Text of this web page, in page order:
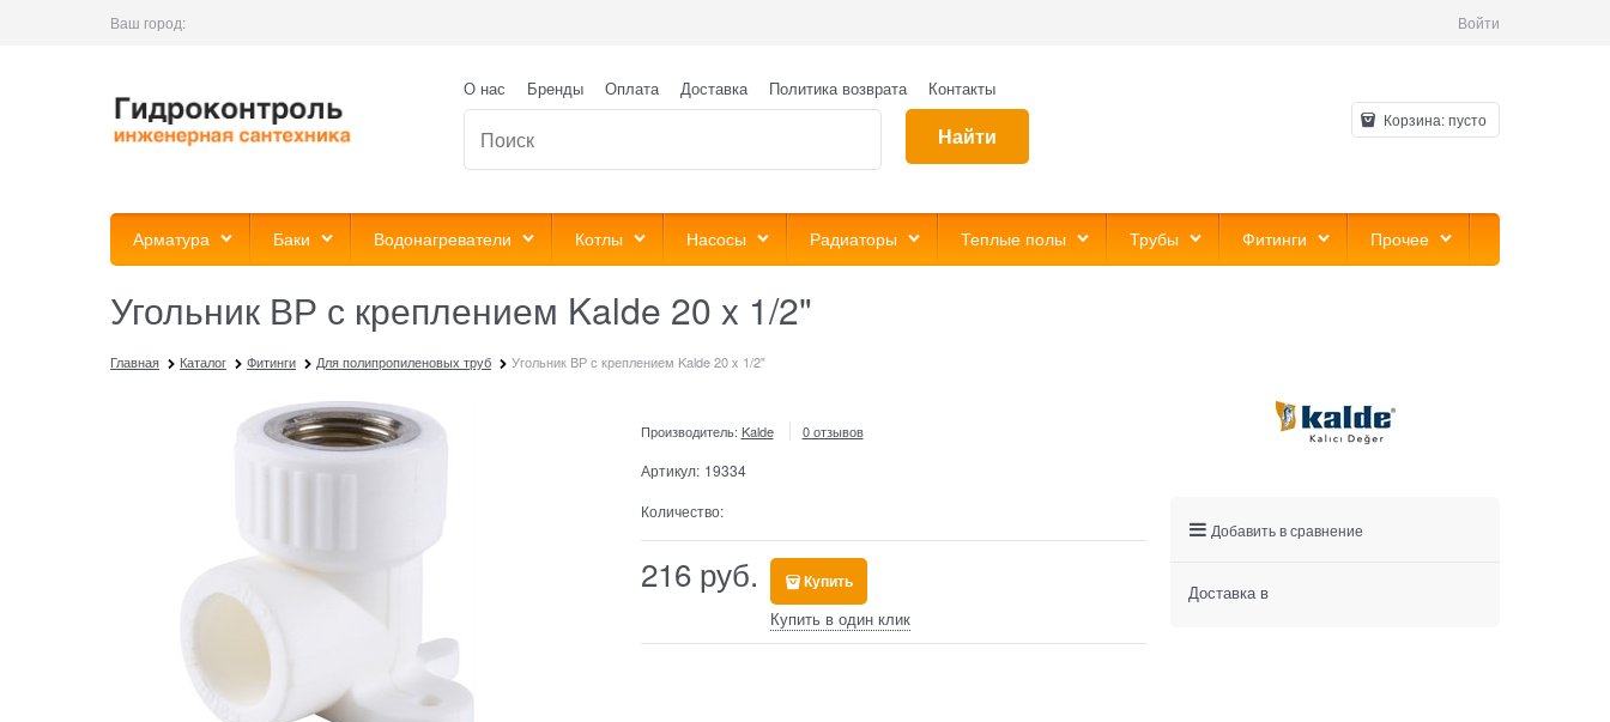
Ваш город: Войти
О нас Бренды Оплата Доставка Политика возврата Контакты
Найти
Корзина:пусто
Арматура Баки Водонагреватели Котлы Насосы Радиаторы Теплые полы Трубы Фитинги Прочее
Угольник ВР с креплением Kalde 20 x 1/2"
Главная Каталог Фитинги Для полипропиленовых труб Угольник ВР с креплением Kalde 20 x 1/2"
Производитель: Kalde 0 отзывов
Артикул: 19334
Количество:
216 руб. Купить
Купить в один клик
Добавить в сравнение
Доставка в